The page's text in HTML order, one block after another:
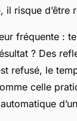
il risque
fréquente :
? Des
refusé, le
celle
automatique